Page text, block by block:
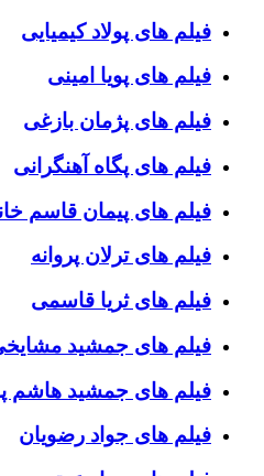
فیلم های پولاد کیمیایی
فیلم های پویا امینی
فیلم های پژمان بازغی
فیلم های پگاه آهنگرانی
فیلم های پیمان قاسم
فیلم های ترلان پروانه
فیلم های ثریا قاسمی
فیلم های جمشید
فیلم های جمشید هاشم
فیلم های جواد رضویان